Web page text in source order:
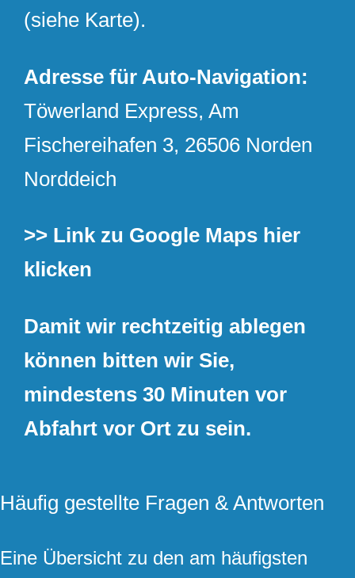
(siehe Karte).
Adresse für Auto-Navigation:
Töwerland Express, Am
Fischereihafen 3, 26506 Norden
Norddeich
>> Link zu Google Maps hier
klicken
Damit wir rechtzeitig ablegen
können bitten wir Sie,
mindestens 30 Minuten vor
Abfahrt vor Ort zu sein.
Häufig gestellte Fragen & Antworten
Eine Übersicht zu den am häufigsten